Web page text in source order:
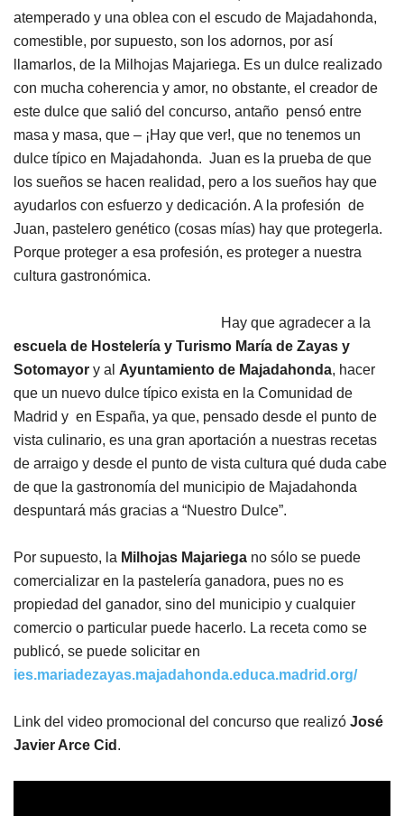
atemperado y una oblea con el escudo de Majadahonda,
comestible, por supuesto, son los adornos, por así
llamarlos, de la Milhojas Majariega. Es un dulce realizado
con mucha coherencia y amor, no obstante, el creador de
este dulce que salió del concurso, antaño pensó entre
masa y masa, que – ¡Hay que ver!, que no tenemos un
dulce típico en Majadahonda. Juan es la prueba de que
los sueños se hacen realidad, pero a los sueños hay que
ayudarlos con esfuerzo y dedicación. A la profesión de
Juan, pastelero genético (cosas mías) hay que protegerla.
Porque proteger a esa profesión, es proteger a nuestra
cultura gastronómica.
Hay que agradecer a la
escuela de Hostelería y Turismo María de Zayas y
Sotomayor y al Ayuntamiento de Majadahonda, hacer
que un nuevo dulce típico exista en la Comunidad de
Madrid y en España, ya que, pensado desde el punto de
vista culinario, es una gran aportación a nuestras recetas
de arraigo y desde el punto de vista cultura qué duda cabe
de que la gastronomía del municipio de Majadahonda
despuntará más gracias a “Nuestro Dulce”.
Por supuesto, la Milhojas Majariega no sólo se puede
comercializar en la pastelería ganadora, pues no es
propiedad del ganador, sino del municipio y cualquier
comercio o particular puede hacerlo. La receta como se
publicó, se puede solicitar en
ies.mariadezayas.majadahonda.educa.madrid.org/
Link del video promocional del concurso que realizó José
Javier Arce Cid .